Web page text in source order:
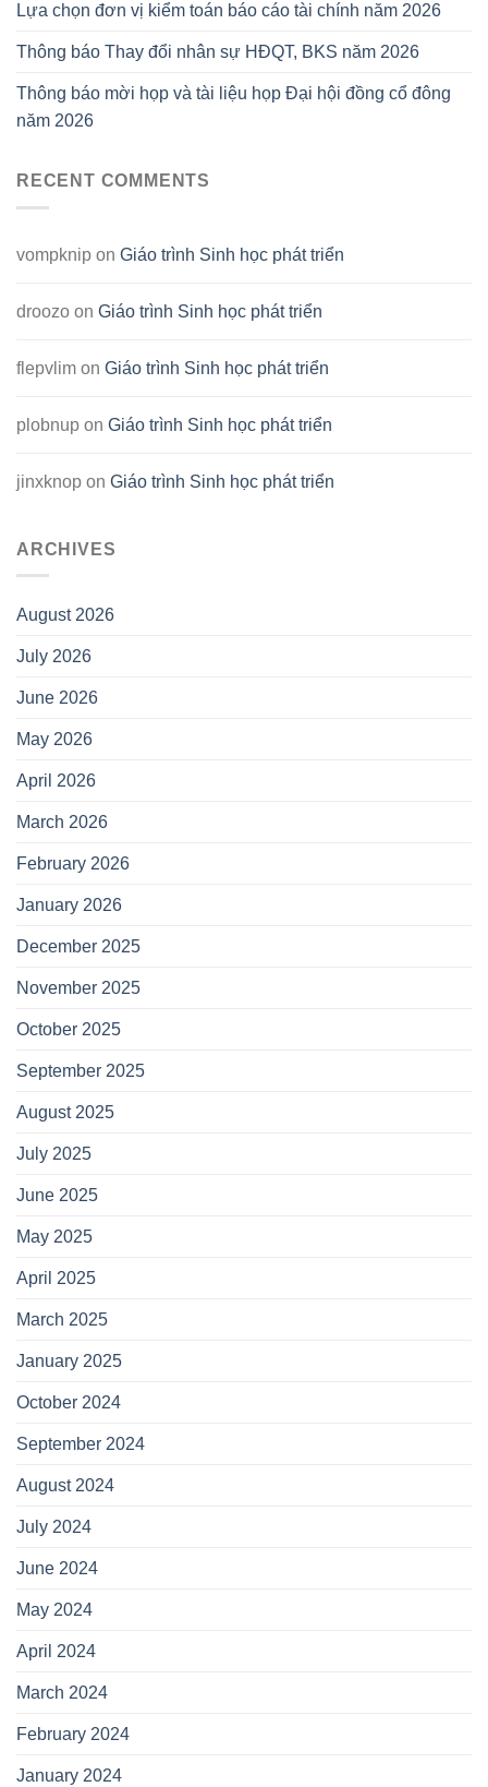
Lựa chọn đơn vị kiểm toán báo cáo tài chính năm 2026
Thông báo Thay đổi nhân sự HĐQT, BKS năm 2026
Thông báo mời họp và tài liệu họp Đại hội đồng cổ đông
năm 2026
RECENT COMMENTS
vompknip on Giáo trình Sinh học phát triển
droozo on Giáo trình Sinh học phát triển
flepvlim on Giáo trình Sinh học phát triển
plobnup on Giáo trình Sinh học phát triển
jinxknop on Giáo trình Sinh học phát triển
ARCHIVES
August 2026
July 2026
June 2026
May 2026
April 2026
March 2026
February 2026
January 2026
December 2025
November 2025
October 2025
September 2025
August 2025
July 2025
June 2025
May 2025
April 2025
March 2025
January 2025
October 2024
September 2024
August 2024
July 2024
June 2024
May 2024
April 2024
March 2024
February 2024
January 2024